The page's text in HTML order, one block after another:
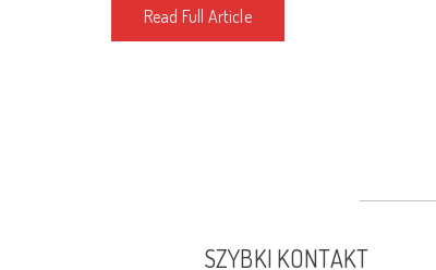
Read Full Article
SZYBKI KONTAKT